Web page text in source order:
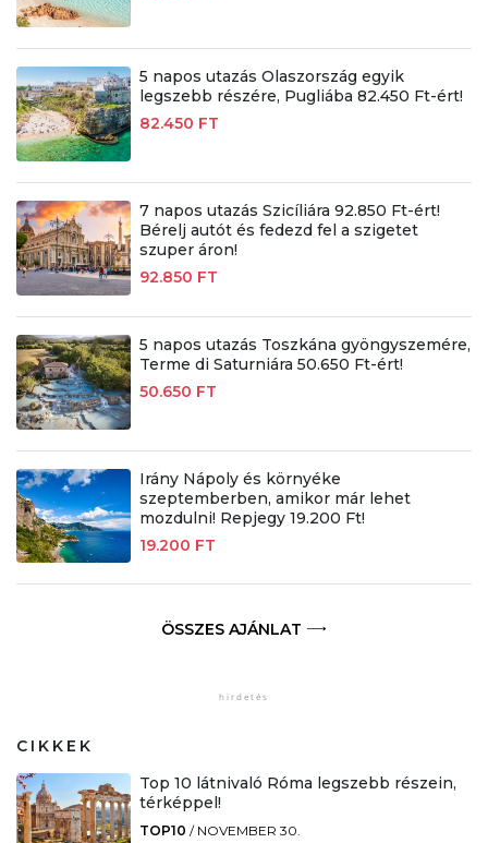
5 napos utazás Olaszország egyik
legszebb részére, Pugliába 82.450 Ft-ért!
82.450 FT
7 napos utazás Szicíliára 92.850 Ft-ért!
Bérelj autót és fedezd fel a szigetet
szuper áron!
92.850 FT
5 napos utazás Toszkána gyöngyszemére,
Terme di Saturniára 50.650 Ft-ért!
50.650 FT
Irány Nápoly és környéke
szeptemberben, amikor már lehet
mozdulni! Repjegy 19.200 Ft!
19.200 FT
ÖSSZES AJÁNLAT
CIKKEK
Top 10 látnivaló Róma legszebb részein,
térképpel!
TOP10 / NOVEMBER 30.